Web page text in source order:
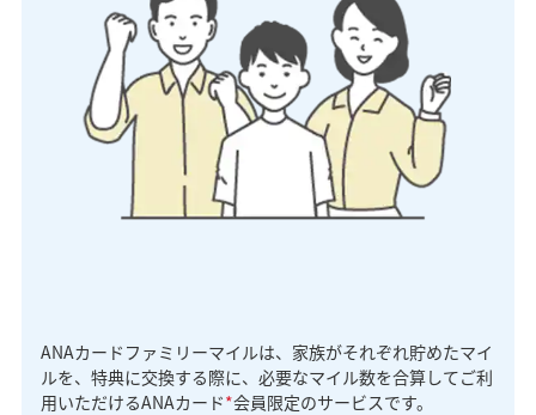
ANAカードファミリーマイルは、家族がそれぞれ貯めたマイ
ルを、特典に交換する際に、必要なマイル数を合算してご利
用いただけるANAカード*会員限定のサービスです。